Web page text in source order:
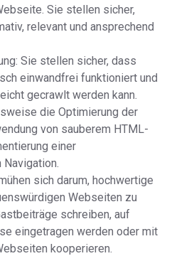
Sie stellen sicher,
relevant und ansprechend
Sie stellen sicher, dass
einwandfrei funktioniert und
gecrawlt werden kann.
die Optimierung der
von sauberem HTML-
einer
sich darum, hochwertige
Webseiten zu
schreiben, auf
eingetragen werden oder mit
kooperieren.